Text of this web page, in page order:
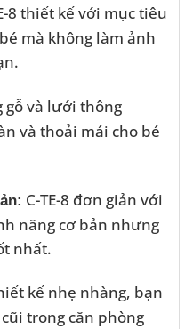
8 thiết kế với mục tiêu
mà không làm ảnh
gỗ và lưới thông
và thoải mái cho bé
C-TE-8 đơn giản với
năng cơ bản nhưng
nhất.
kế nhẹ nhàng, bạn
trong căn phòng